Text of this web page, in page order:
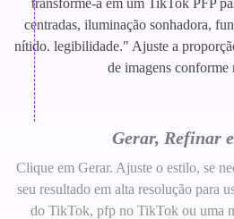
centradas, iluminação sonhadora,
nítido. legibilidade." Ajuste a
de imagens conforme
Gerar, Refinar
Clique em Gerar. Ajuste o estilo, se
seu resultado em alta resolução para
do TikTok, pfp no TikTok ou uma